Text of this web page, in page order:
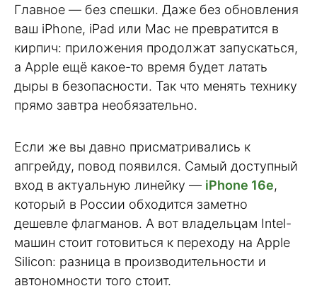
Главное — без спешки. Даже без обновления
ваш iPhone, iPad или Mac не превратится в
кирпич: приложения продолжат запускаться,
а Apple ещё какое-то время будет латать
дыры в безопасности. Так что менять технику
прямо завтра необязательно.
Если же вы давно присматривались к
апгрейду, повод появился. Самый доступный
вход в актуальную линейку — iPhone 16e,
который в России обходится заметно
дешевле флагманов. А вот владельцам Intel-
машин стоит готовиться к переходу на Apple
Silicon: разница в производительности и
автономности того стоит.